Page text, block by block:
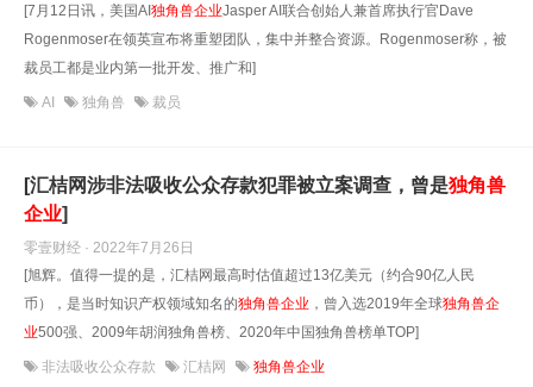
[7月12日讯，美国AI独角兽企业Jasper AI联合创始人兼首席执行官Dave
Rogenmoser在领英宣布将重塑团队，集中并整合资源。Rogenmoser称，被
裁员工都是业内第一批开发、推广和]
AI 独角兽 裁员
[汇桔网涉非法吸收公众存款犯罪被立案调查，曾是独角兽
企业]
零壹财经 · 2022年7月26日
[旭辉。值得一提的是，汇桔网最高时估值超过13亿美元（约合90亿人民
币），是当时知识产权领域知名的独角兽企业 ，曾入选2019年全球独角兽企
业500强、2009年胡润独角兽榜、2020年中国独角兽榜单TOP]
非法吸收公众存款 汇桔网 独角兽企业